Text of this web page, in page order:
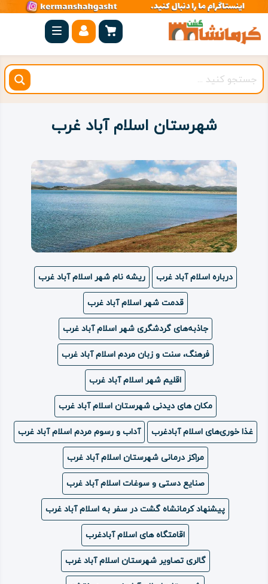
صفحه
اصلی
کرمانشاه
شهرستان
روستاهای
اقامتگاه
شهرستان اسلام‌ آباد غرب
درباره اسلام‌ آباد غرب ریشه نام شهر اسلام‌ آباد غرب
قدمت شهر اسلام‌ آباد غرب
جاذبه‌های گردشگری شهر اسلام آباد غرب
فرهنگ، سنت و زبان مردم اسلام‌ آباد غرب
اقلیم شهر اسلام‌ آباد غرب
مکان های دیدنی شهرستان اسلام‌ آباد غرب
غذا خوری‌های اسلام‌ آبادغرب آداب و رسوم مردم اسلام‌ آباد غرب
مراکز درمانی شهرستان اسلام آباد غرب
صنایع دستی و سوغات اسلام‌ آباد غرب
پیشنهاد کرمانشاه گشت در سفر به اسلام‌ آباد غرب
اقامتگاه های اسلام آبادغرب
گالری تصاویر شهرستان اسلام‌ آباد غرب